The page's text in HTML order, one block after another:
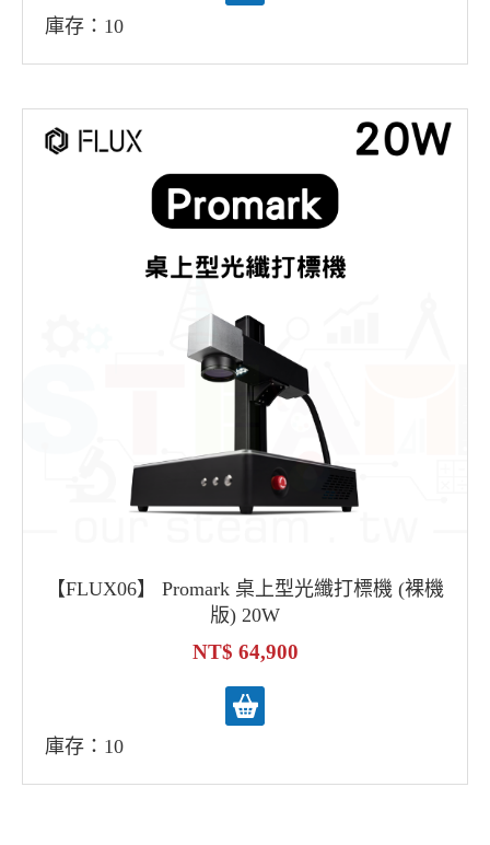
庫存：10
【FLUX06】 Promark 桌上型光纖打標機 (裸機
版) 20W
64,900
庫存：10